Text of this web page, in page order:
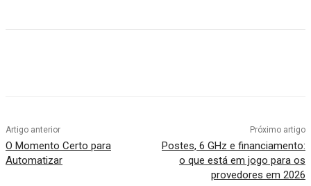
Artigo anterior
O Momento Certo para
Automatizar
Próximo artigo
Postes, 6 GHz e financiamento:
o que está em jogo para os
provedores em 2026